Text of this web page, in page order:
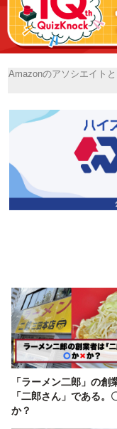
Amazonのアソシエイト
「ラーメン二郎」の創
「二郎さん」である。
か？